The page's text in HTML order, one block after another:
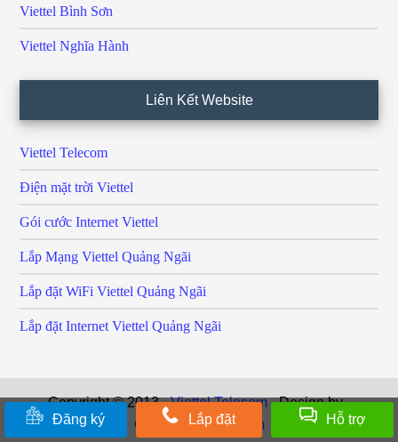
Viettel Bình Sơn
Viettel Nghĩa Hành
Liên Kết Website
Viettel Telecom
Điện mặt trời Viettel
Gói cước Internet Viettel
Lắp Mạng Viettel Quảng Ngãi
Lắp đặt WiFi Viettel Quảng Ngãi
Lắp đặt Internet Viettel Quảng Ngãi
Copyright © 2013 ·Viettel Telecom · Design by ·
QuangNgai24h.Com
Đăng ký Lắp đặt Hỗ trợ